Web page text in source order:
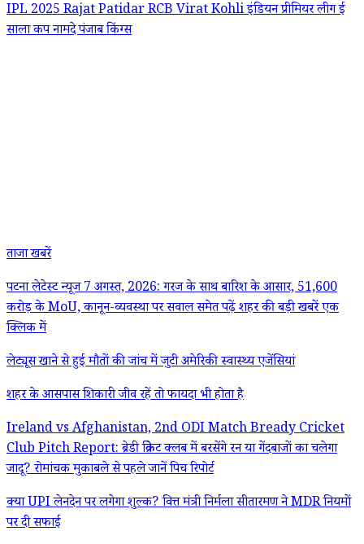
IPL 2025Rajat PatidarRCBVirat Kohliइंडियन प्रीमियर लीगई
साला कप नामदेपंजाब किंग्स
ताजा खबरें
पटना लेटेस्ट न्यूज 7 अगस्त, 2026: गरज के साथ बारिश के आसार, 51,600
करोड़ के MoU, कानून-व्यवस्था पर सवाल समेत पढ़ें शहर की बड़ी खबरें एक
क्लिक में
लेट्यूस खाने से हुई मौतों की जांच में जुटी अमेरिकी स्वास्थ्य एजेंसियां
शहर के आसपास शिकारी जीव रहें तो फायदा भी होता है
Ireland vs Afghanistan, 2nd ODI Match Bready Cricket
Club Pitch Report: ब्रेडी क्रिकेट क्लब में बरसेंगे रन या गेंदबाजों का चलेगा
जादू? रोमांचक मुकाबले से पहले जानें पिच रिपोर्ट
क्या UPI लेनदेन पर लगेगा शुल्क? वित्त मंत्री निर्मला सीतारमण ने MDR नियमों
पर दी सफाई